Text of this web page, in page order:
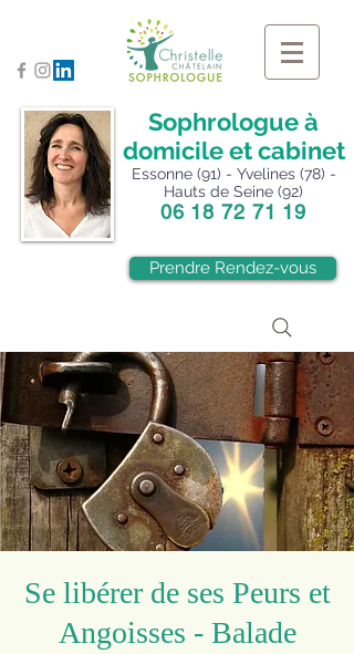
Sophrologue à
domicile et cabinet
Essonne (91) - Yvelines (78) -
Hauts de Seine (92)
06 18 72 71 19
Prendre Rendez-vous
Se libérer de ses Peurs et
Angoisses - Balade